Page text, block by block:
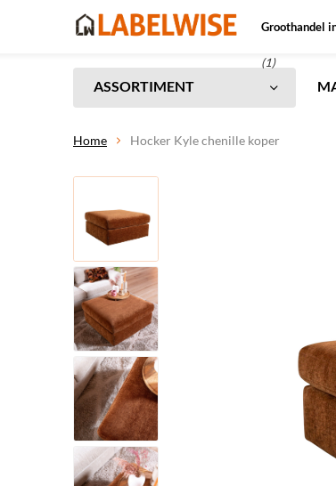
Groothandel
(1)
ASSORTIMENT
Home Hocker Kyle chenille koper